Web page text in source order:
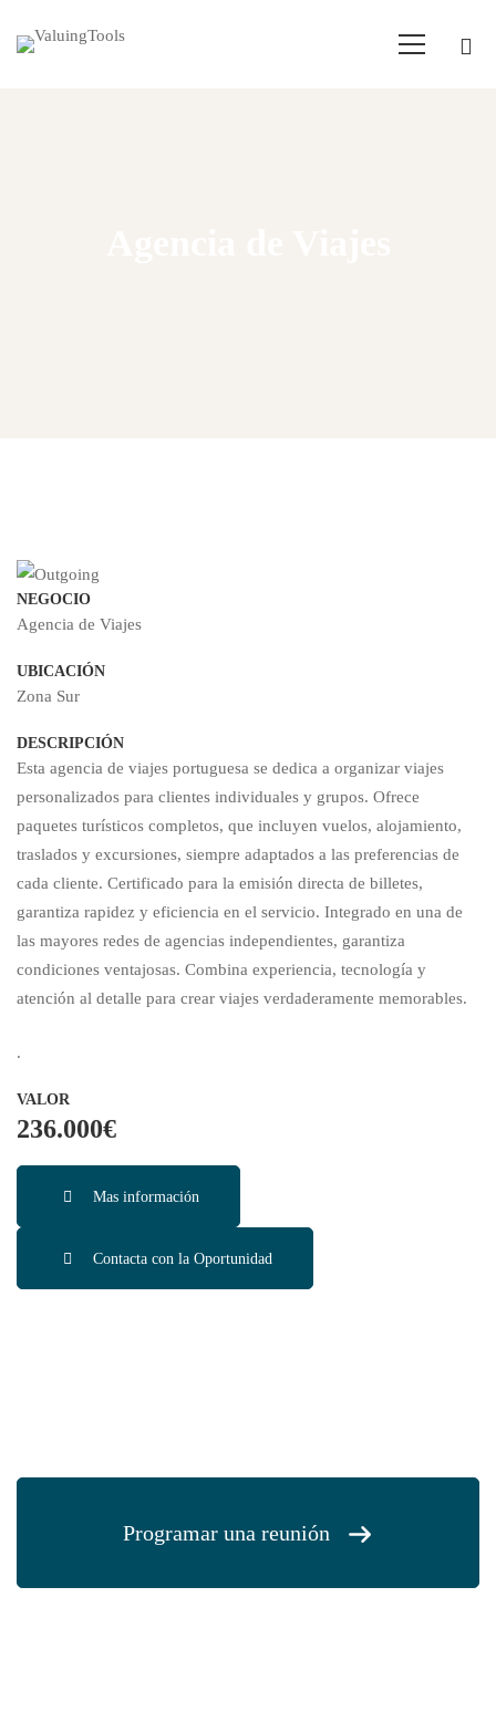
de
Viajes
–
236.000€
NEGOCIO
Agencia de Viajes
UBICACIÓN
Zona Sur
DESCRIPCIÓN
Esta agencia de viajes portuguesa se dedica a organizar viajes
personalizados para clientes individuales y grupos. Ofrece
paquetes turísticos completos, que incluyen vuelos, alojamiento,
traslados y excursiones, siempre adaptados a las preferencias de
cada cliente. Certificado para la emisión directa de billetes,
garantiza rapidez y eficiencia en el servicio. Integrado en una de
las mayores redes de agencias independientes, garantiza
condiciones ventajosas. Combina experiencia, tecnología y
atención al detalle para crear viajes verdaderamente memorables.
.
VALOR
236.000€
Mas información
Contacta con la Oportunidad
Programar una reunión